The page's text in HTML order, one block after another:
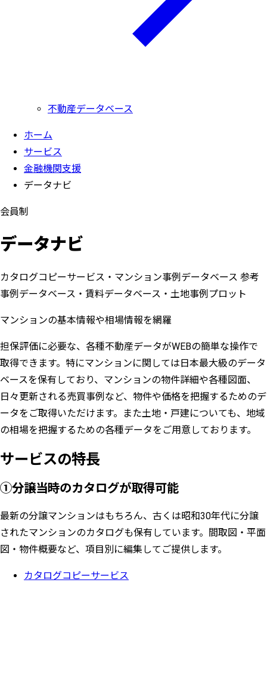
不動産データベース
ホーム
サービス
金融機関支援
データナビ
会員制
データナビ
カタログコピーサービス・マンション事例データベース 参考
事例データベース・賃料データベース・土地事例プロット
マンションの基本情報や相場情報を網羅
担保評価に必要な、各種不動産データがWEBの簡単な操作で
取得できます。特にマンションに関しては日本最大級のデータ
ベースを保有しており、マンションの物件詳細や各種図面、
日々更新される売買事例など、物件や価格を把握するためのデ
ータをご取得いただけます。また土地・戸建についても、地域
の相場を把握するための各種データをご用意しております。
サービスの特長
①分譲当時のカタログが取得可能
最新の分譲マンションはもちろん、古くは昭和30年代に分譲
されたマンションのカタログも保有しています。間取図・平面
図・物件概要など、項目別に編集してご提供します。
カタログコピーサービス